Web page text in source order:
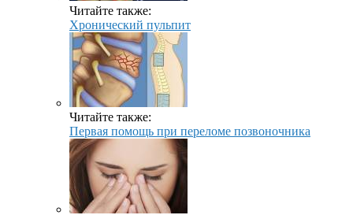
Читайте также:
Хронический пульпит
Читайте также:
Первая помощь при переломе позвоночника